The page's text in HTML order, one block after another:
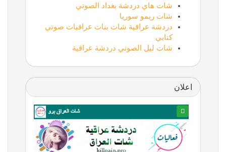
شات هاي دردشة بغداد الصوتي
شات ريمو سوريا
دردشة عراقية شات بنات عراقيات صوتي
كتابي
شات ليل الصوتي دردشة عراقية
اعلان